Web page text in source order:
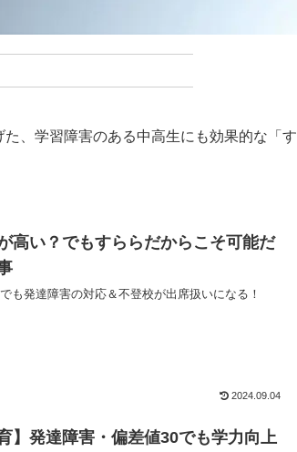
、学習障害のある中高生にも効果的な「す
高い？でもすららだからこそ可能だ
も発達障害の対応＆不登校が出席扱いになる！
2024.09.04
】発達障害・偏差値30でも学力向上